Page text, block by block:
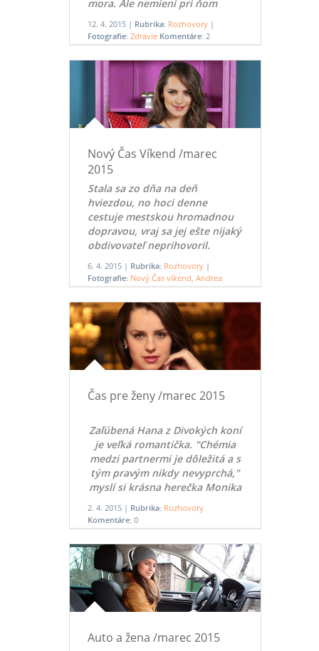
mora. Ale nemieni pri ňom
12. 4. 2015 | Rubrika: Rozhovory |
Fotografie: Zdravie Komentáre: 2
Nový Čas Víkend /marec
2015
Stala sa zo dňa na deň
hviezdou, no hoci denne
cestuje mestskou hromadnou
dopravou, vraj sa jej ešte nijaký
obdivovateľ neprihovoril.
6. 4. 2015 | Rubrika: Rozhovory |
Fotografie: Nový Čas víkend, Andrea
Jacenková Komentáre: 1
Čas pre ženy /marec 2015
Zaľúbená Hana z Divokých koní
je veľká romantička. "Chémia
medzi partnermi je dôležitá a s
tým pravým nikdy nevyprchá,"
myslí si krásna herečka Monika
Šagátová (22).
2. 4. 2015 | Rubrika: Rozhovory
Komentáre: 0
Auto a žena /marec 2015